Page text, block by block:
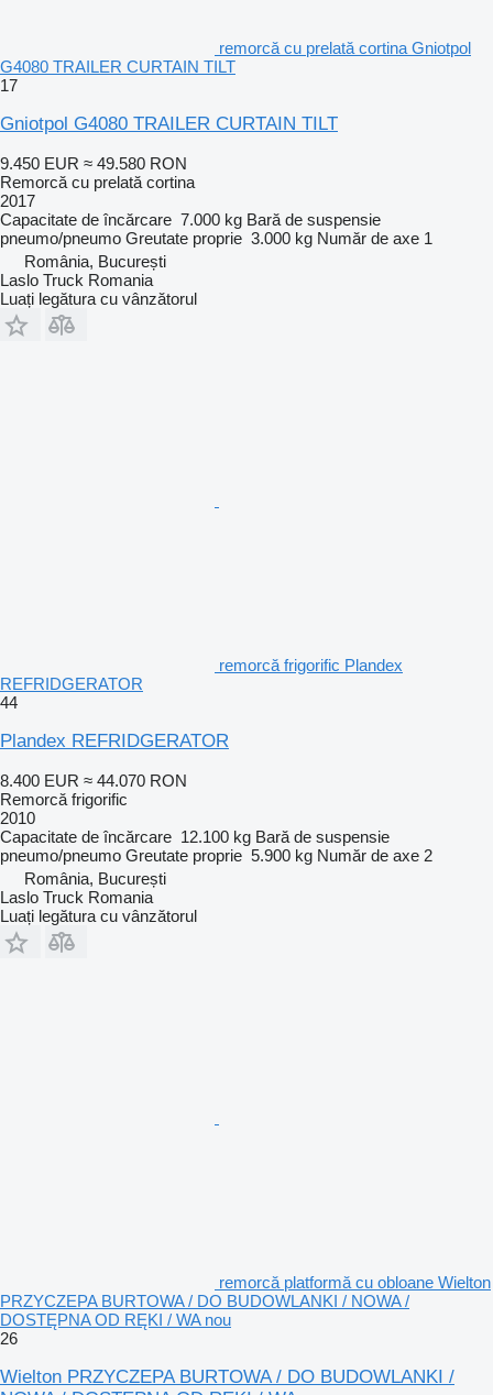
remorcă cu prelată cortina Gniotpol
G4080 TRAILER CURTAIN TILT
17
Gniotpol G4080 TRAILER CURTAIN TILT
9.450 EUR ≈ 49.580 RON
Remorcă cu prelată cortina
2017
Capacitate de încărcare 7.000 kg Bară de suspensie
pneumo/pneumo Greutate proprie 3.000 kg Număr de axe 1
România, București
Laslo Truck Romania
Luați legătura cu vânzătorul
remorcă frigorific Plandex
REFRIDGERATOR
44
Plandex REFRIDGERATOR
8.400 EUR ≈ 44.070 RON
Remorcă frigorific
2010
Capacitate de încărcare 12.100 kg Bară de suspensie
pneumo/pneumo Greutate proprie 5.900 kg Număr de axe 2
România, București
Laslo Truck Romania
Luați legătura cu vânzătorul
remorcă platformă cu obloane Wielton
PRZYCZEPA BURTOWA / DO BUDOWLANKI / NOWA /
DOSTĘPNA OD RĘKI / WA nou
26
Wielton PRZYCZEPA BURTOWA / DO BUDOWLANKI /